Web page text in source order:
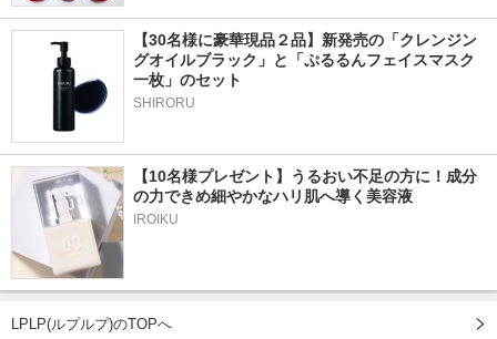
【30名様に豪華現品２品】新発売の「クレンジン
グオイルブラック」と「ぷるるんフェイスマスク
一枚」のセット
SHIRORU
【10名様プレゼント】うるおい不足の方に！成分
の力できめ細やかなハリ肌へ導く美容液
IROIKU
LPLP(ルプルプ)のTOPへ